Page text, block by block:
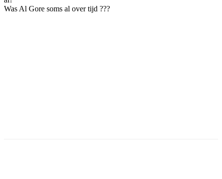
Was Al Gore soms al over tijd ???